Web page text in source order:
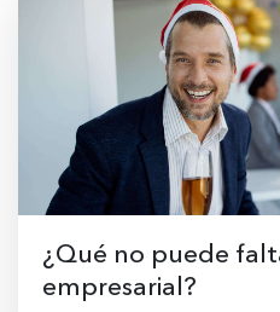
¿Qué no puede
empresarial?